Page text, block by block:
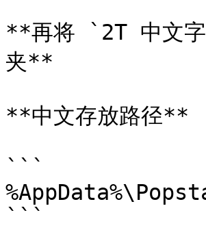
**再将 `2T 中文字
夹**
**中文存放路径**
```
```